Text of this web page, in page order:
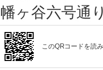
幡ヶ谷六号通
このQRコードを読